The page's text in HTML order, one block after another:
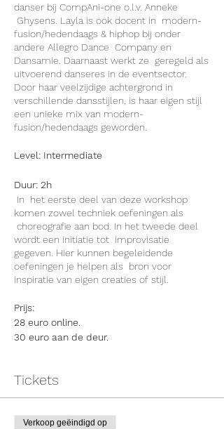
danser bij CompAni-one o.l.v. Anneke
Ghysens. Layla is ook docent in modern-
fusion/hedendaags & hiphop bij onder
andere Allegro Dance Company en
Dansamie. Daarnaast werkt ze geregeld als
uitvoerend danseres in de eventsector.
Door haar veelzijdige achtergrond in
verschillende dansstijlen, is haar eigen stijl
een unieke mix van modern-
fusion/hedendaags geworden.
Level: Intermediate
Duur: 2h
In het eerste deel van deze workshop
komen zowel techniek oefeningen als
choreografie aan bod. In het tweede deel
wordt een initiatie tot improvisatie
gegeven. Hier kunnen begeleidende
oefeningen je helpen als bron voor
inspiratie van eigen creaties of stijl.
Prijs:
28 euro online.
30 euro aan de deur.
Tickets
Verkoop geëindigd op